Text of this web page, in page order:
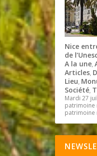
Nice
de
A la une,
Articles,
Lieu,
Société,
Mardi 27
patrimoine
patrimoine